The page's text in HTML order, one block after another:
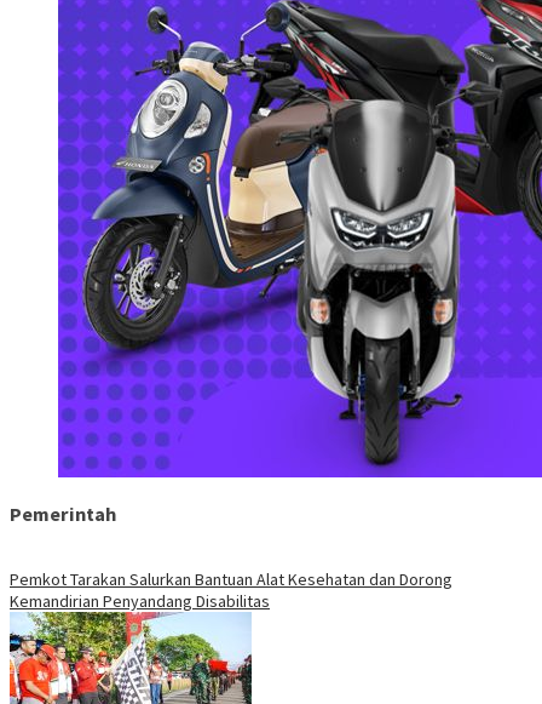
Pemerintah
Pemkot Tarakan Salurkan Bantuan Alat Kesehatan dan Dorong
Kemandirian Penyandang Disabilitas